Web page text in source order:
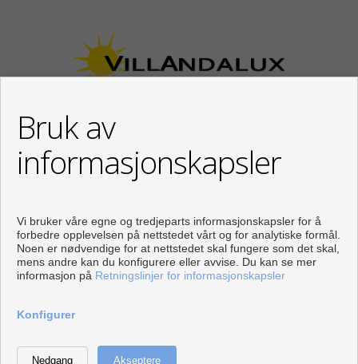
KONTAKT
Local 3
29780 Nerja (Málaga)
+34 951834450
+34 633400980
Fra Mandag til Fredag : 09:30 - 15:00 og 16:00 - 19:00
Bruk av
informasjonskapsler
Vi bruker våre egne og tredjeparts informasjonskapsler for å
forbedre opplevelsen på nettstedet vårt og for analytiske formål.
Noen er nødvendige for at nettstedet skal fungere som det skal,
mens andre kan du konfigurere eller avvise. Du kan se mer
informasjon på Retningslinjer for informasjonskapsler
Konfigurer